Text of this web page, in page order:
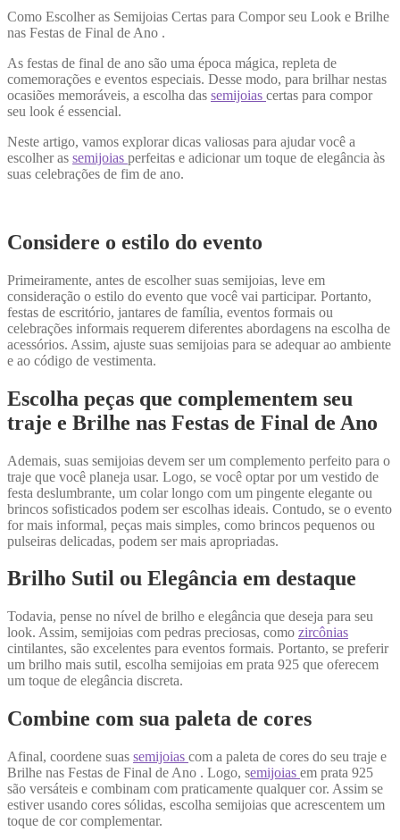
Como Escolher as Semijoias Certas para Compor seu Look e Brilhe
nas Festas de Final de Ano .
As festas de final de ano são uma época mágica, repleta de
comemorações e eventos especiais. Desse modo, para brilhar nestas
ocasiões memoráveis, a escolha das semijoias certas para compor
seu look é essencial.
Neste artigo, vamos explorar dicas valiosas para ajudar você a
escolher as semijoias perfeitas e adicionar um toque de elegância às
suas celebrações de fim de ano.
Considere o estilo do evento
Primeiramente, antes de escolher suas semijoias, leve em
consideração o estilo do evento que você vai participar. Portanto,
festas de escritório, jantares de família, eventos formais ou
celebrações informais requerem diferentes abordagens na escolha de
acessórios. Assim, ajuste suas semijoias para se adequar ao ambiente
e ao código de vestimenta.
Escolha peças que complementem seu
traje e Brilhe nas Festas de Final de Ano
Ademais, suas semijoias devem ser um complemento perfeito para o
traje que você planeja usar. Logo, se você optar por um vestido de
festa deslumbrante, um colar longo com um pingente elegante ou
brincos sofisticados podem ser escolhas ideais. Contudo, se o evento
for mais informal, peças mais simples, como brincos pequenos ou
pulseiras delicadas, podem ser mais apropriadas.
Brilho Sutil ou Elegância em destaque
Todavia, pense no nível de brilho e elegância que deseja para seu
look. Assim, semijoias com pedras preciosas, como zircônias
cintilantes, são excelentes para eventos formais. Portanto, se preferir
um brilho mais sutil, escolha semijoias em prata 925 que oferecem
um toque de elegância discreta.
Combine com sua paleta de cores
Afinal, coordene suas semijoias com a paleta de cores do seu traje e
Brilhe nas Festas de Final de Ano . Logo, semijoias em prata 925
são versáteis e combinam com praticamente qualquer cor. Assim se
estiver usando cores sólidas, escolha semijoias que acrescentem um
toque de cor complementar.